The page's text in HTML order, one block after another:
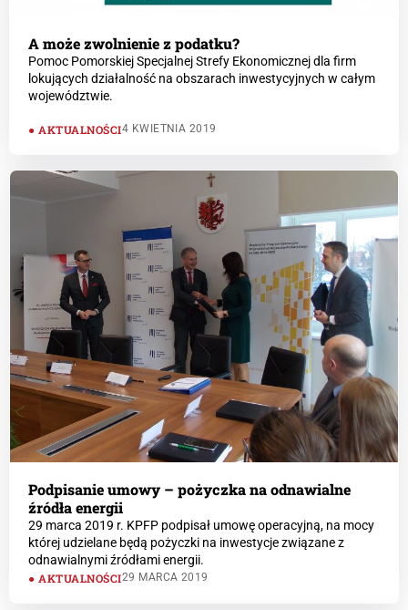
A może zwolnienie z podatku?
Pomoc Pomorskiej Specjalnej Strefy Ekonomicznej dla firm
lokujących działalność na obszarach inwestycyjnych w całym
województwie.
AKTUALNOŚCI4 KWIETNIA 2019
Podpisanie umowy – pożyczka na odnawialne
źródła energii
29 marca 2019 r. KPFP podpisał umowę operacyjną, na mocy
której udzielane będą pożyczki na inwestycje związane z
odnawialnymi źródłami energii.
AKTUALNOŚCI29 MARCA 2019